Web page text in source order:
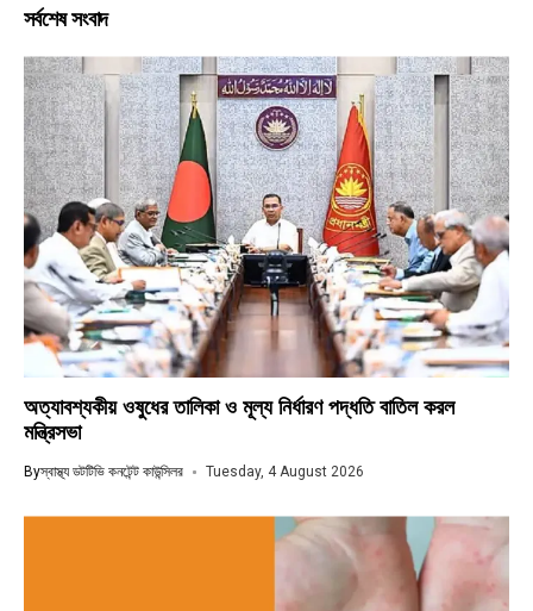
সর্বশেষ সংবাদ
অত্যাবশ্যকীয় ওষুধের তালিকা ও মূল্য নির্ধারণ পদ্ধতি বাতিল করল
মন্ত্রিসভা
Byস্বাস্থ্য ডটটিভি কনটেন্ট কাউন্সিলর Tuesday, 4 August 2026